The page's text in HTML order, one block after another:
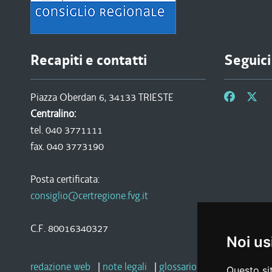
Noi
Recapiti e contatti
Piazza Oberdan 6, 34133 TRIESTE
Centralino:
tel. 040 3771111
fax. 040 3773190
Posta certificata:
consiglio@certregione.fvg.it
C.F. 80016340327
redazione web | note legali | glossario privacy |